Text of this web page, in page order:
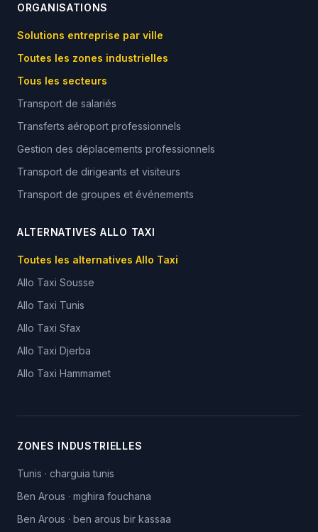
ORGANISATIONS
Solutions entreprise par ville
Toutes les zones industrielles
Tous les secteurs
Transport de salariés
Transferts aéroport professionnels
Gestion des déplacements professionnels
Transport de dirigeants et visiteurs
Transport de groupes et événements
ALTERNATIVES ALLO TAXI
Toutes les alternatives Allo Taxi
Allo Taxi Sousse
Allo Taxi Tunis
Allo Taxi Sfax
Allo Taxi Djerba
Allo Taxi Hammamet
ZONES INDUSTRIELLES
Tunis · charguia tunis
Ben Arous · mghira fouchana
Ben Arous · ben arous bir kassaa